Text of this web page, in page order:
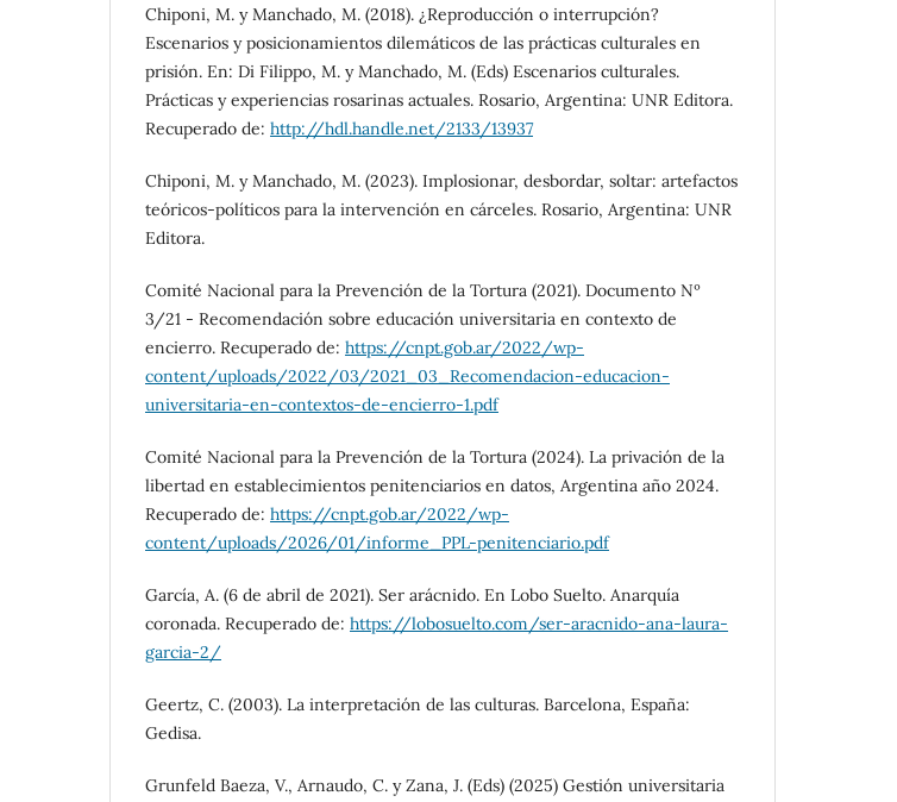
Chiponi, M. y Manchado, M. (2018). ¿Reproducción o interrupción?
Escenarios y posicionamientos dilemáticos de las prácticas culturales en
prisión. En: Di Filippo, M. y Manchado, M. (Eds) Escenarios culturales.
Prácticas y experiencias rosarinas actuales. Rosario, Argentina: UNR Editora.
Recuperado de: http://hdl.handle.net/2133/13937
Chiponi, M. y Manchado, M. (2023). Implosionar, desbordar, soltar: artefactos
teóricos-políticos para la intervención en cárceles. Rosario, Argentina: UNR
Editora.
Comité Nacional para la Prevención de la Tortura (2021). Documento Nº
3/21 - Recomendación sobre educación universitaria en contexto de
encierro. Recuperado de: https://cnpt.gob.ar/2022/wp-
content/uploads/2022/03/2021_03_Recomendacion-educacion-
universitaria-en-contextos-de-encierro-1.pdf
Comité Nacional para la Prevención de la Tortura (2024). La privación de la
libertad en establecimientos penitenciarios en datos, Argentina año 2024.
Recuperado de: https://cnpt.gob.ar/2022/wp-
content/uploads/2026/01/informe_PPL-penitenciario.pdf
García, A. (6 de abril de 2021). Ser arácnido. En Lobo Suelto. Anarquía
coronada. Recuperado de: https://lobosuelto.com/ser-aracnido-ana-laura-
garcia-2/
Geertz, C. (2003). La interpretación de las culturas. Barcelona, España:
Gedisa.
Grunfeld Baeza, V., Arnaudo, C. y Zana, J. (Eds) (2025) Gestión universitaria